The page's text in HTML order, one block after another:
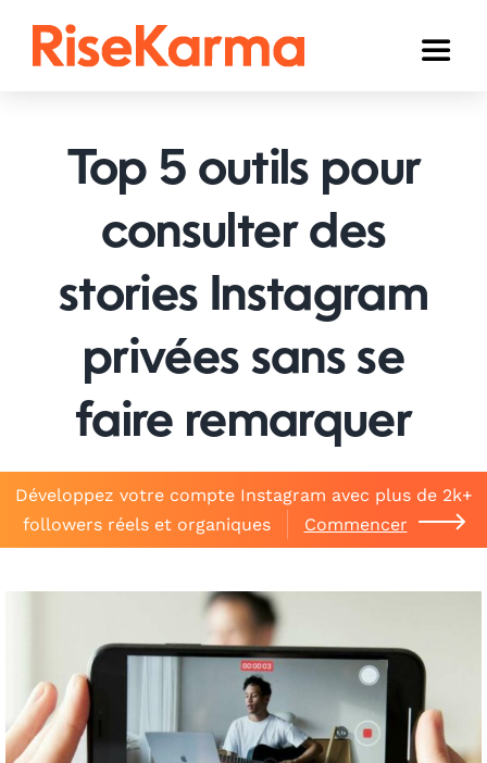
Toggle
TikTok
Twitter (𝕏)
Autres
Panier
Top 5 outils pour
consulter des
stories Instagram
privées sans se
faire remarquer
Développez votre compte Instagram avec plus de 2k+
followers réels et organiques
Commencer